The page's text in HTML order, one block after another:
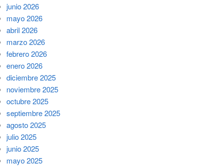
junio 2026
mayo 2026
abril 2026
marzo 2026
febrero 2026
enero 2026
diciembre 2025
noviembre 2025
octubre 2025
septiembre 2025
agosto 2025
julio 2025
junio 2025
mayo 2025